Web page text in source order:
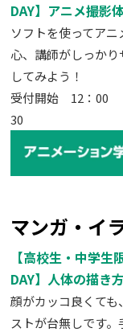
DAY】アニメ撮影
ソフトを使ってア
心、講師がしっか
してみよう！
受付開始 12：
30
マンガ・イ
【高校生・中学
DAY】人体の描き
顔がカッコ良くて
ストが台無しです